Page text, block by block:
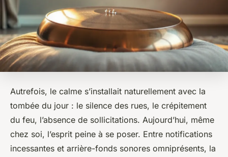
Autrefois, le calme s’installait naturellement avec la
tombée du jour : le silence des rues, le crépitement
du feu, l’absence de sollicitations. Aujourd’hui, même
chez soi, l’esprit peine à se poser. Entre notifications
incessantes et arrière-fonds sonores omniprésents, la